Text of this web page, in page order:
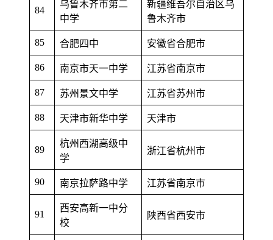
84
乌鲁木齐市第二
中学
新疆维吾尔自治区乌
鲁木齐市
85 合肥四中 安徽省合肥市
86 南京市天一中学 江苏省南京市
87 苏州景文中学 江苏省苏州市
88 天津市新华中学 天津市
89
杭州西湖高级中
学
浙江省杭州市
90 南京拉萨路中学 江苏省南京市
91
西安高新一中分
校
陕西省西安市